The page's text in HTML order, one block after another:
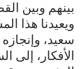
بينهم وبين
ويعيدنا هذا
سعيد،
الأفكار،